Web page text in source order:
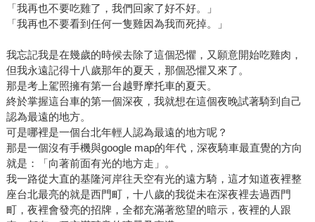
「我再也不要吃雞了，我們回家了好不好。」
「我再也不要看到任何一隻雞因為我而死掉。」
我忘記我是在幾歲的時候去除了這個恐懼，又願意開始吃雞肉，
但我永遠記得十八歲那年的夏天，那個恐懼又來了。
那是考上駕照擁有第一台越野摩托車的夏天。
終於掌握這台車的第一個深夜，我就想在這個夜晚試著騎到自己
認為最遠的地方。
可是哪裡是一個台北年輕人認為最遠的地方呢？
那是一個沒有手機與google map的年代，深夜騎車最直覺的方向
就是：「向著前面有光的地方走」。
我一路從大直的基隆河岸往天空有光的遠方騎，這才知道夜裡整
座台北最亮的就是西門町，十八歲的我從未在深夜裡去過西門
町，夜裡會發亮的招牌，全都充滿著慾望的暗示，夜裡的人跟